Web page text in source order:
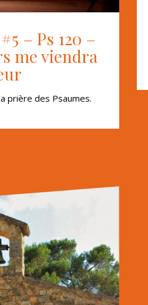
– Ps 120 –
me viendra
prière des Psaumes.